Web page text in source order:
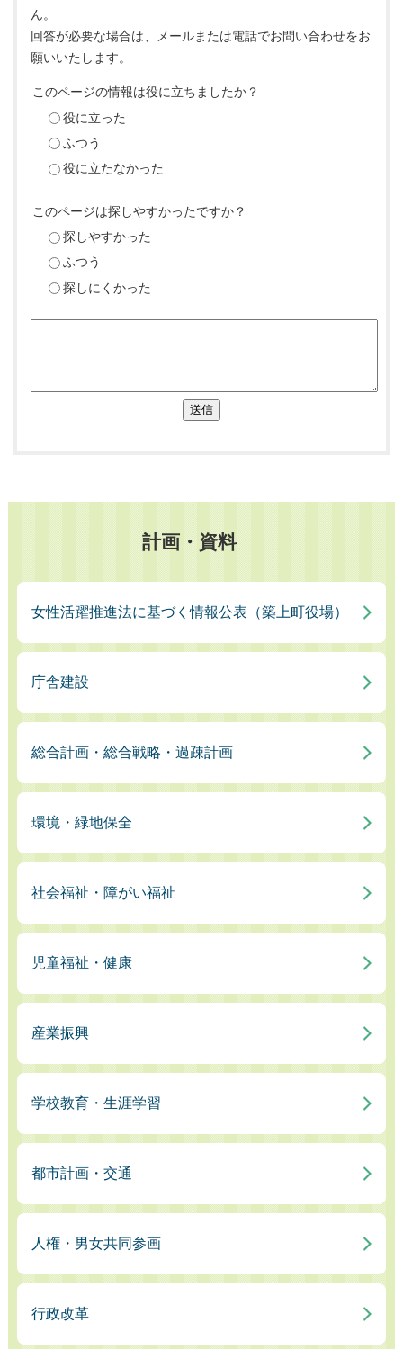
ん。
回答が必要な場合は、メールまたは電話でお問い合わせをお
願いいたします。
このページの情報は役に立ちましたか？
役に立った
ふつう
役に立たなかった
このページは探しやすかったですか？
探しやすかった
ふつう
探しにくかった
送信
計画・資料
女性活躍推進法に基づく情報公表（築上町役場）
庁舎建設
総合計画・総合戦略・過疎計画
環境・緑地保全
社会福祉・障がい福祉
児童福祉・健康
産業振興
学校教育・生涯学習
都市計画・交通
人権・男女共同参画
行政改革